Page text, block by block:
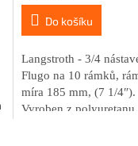
Do košíku
Langstroth - 3/4
Flugo na 10 rámků,
míra 185 mm, (7 1/4″).
Vyroben z polyuretanu,